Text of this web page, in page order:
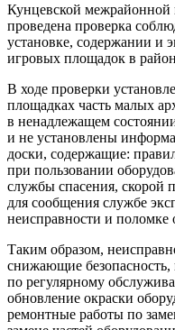
Кунцевской межрайонной
проведена проверка
установке, содержании и
игровых площадок в
В ходе проверки
площадках часть малых
в ненадлежащем
и не установлены
доски, содержащие:
при пользовании
службы спасения, скорой
для сообщения службе
неисправности и поломке
Таким образом,
снижающие безопасность,
по регулярному
обновление окраски
ремонтные работы по